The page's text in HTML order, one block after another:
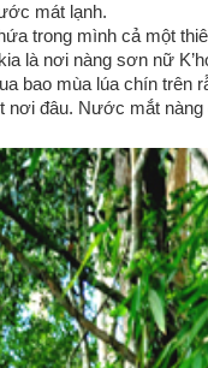
mát lạnh.
trong mình cả một
là nơi nàng sơn nữ
bao mùa lúa chín trên
đâu. Nước mắt nàng